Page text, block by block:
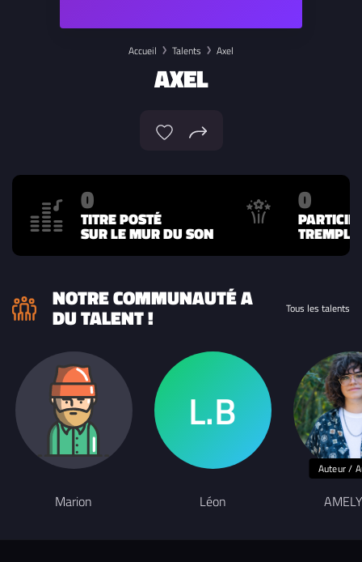
Accueil Talents Axel
AXEL
0
TITRE POSTÉ
SUR LE MUR DU SON
0
NOTRE COMMUNAUTÉ A
DU TALENT ! Tous les talents
Marion Léon
Auteur /